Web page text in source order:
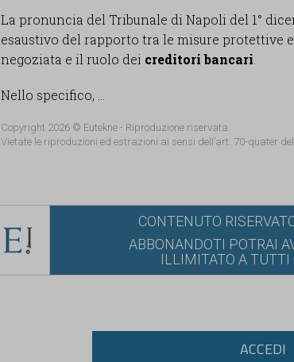
La pronuncia del Tribunale di Napoli del 1°
esaustivo del rapporto tra le misure protettive
negoziata e il ruolo dei creditori bancari
Nello specifico, ...
Copyright 2026 © Eutekne - Riproduzione riservata
Vietate le riproduzioni ed estrazioni ai sensi dell’art. 70-quater
CONTENUTO
ABBONANDOTI POTRAI
ILLIMITATO A TUTTI
ACCEDI